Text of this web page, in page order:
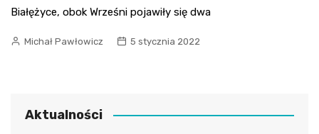
Białężyce, obok Wrześni pojawiły się dwa
Michał Pawłowicz 5 stycznia 2022
Aktualności